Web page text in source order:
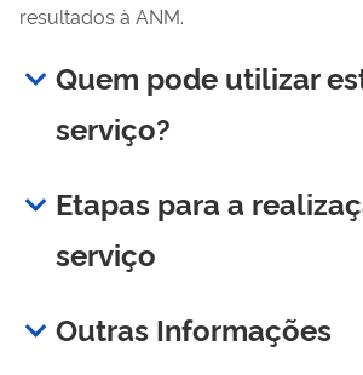
resultados à ANM.
Quem pode utilizar
serviço?
Etapas para a
serviço
Outras Informações